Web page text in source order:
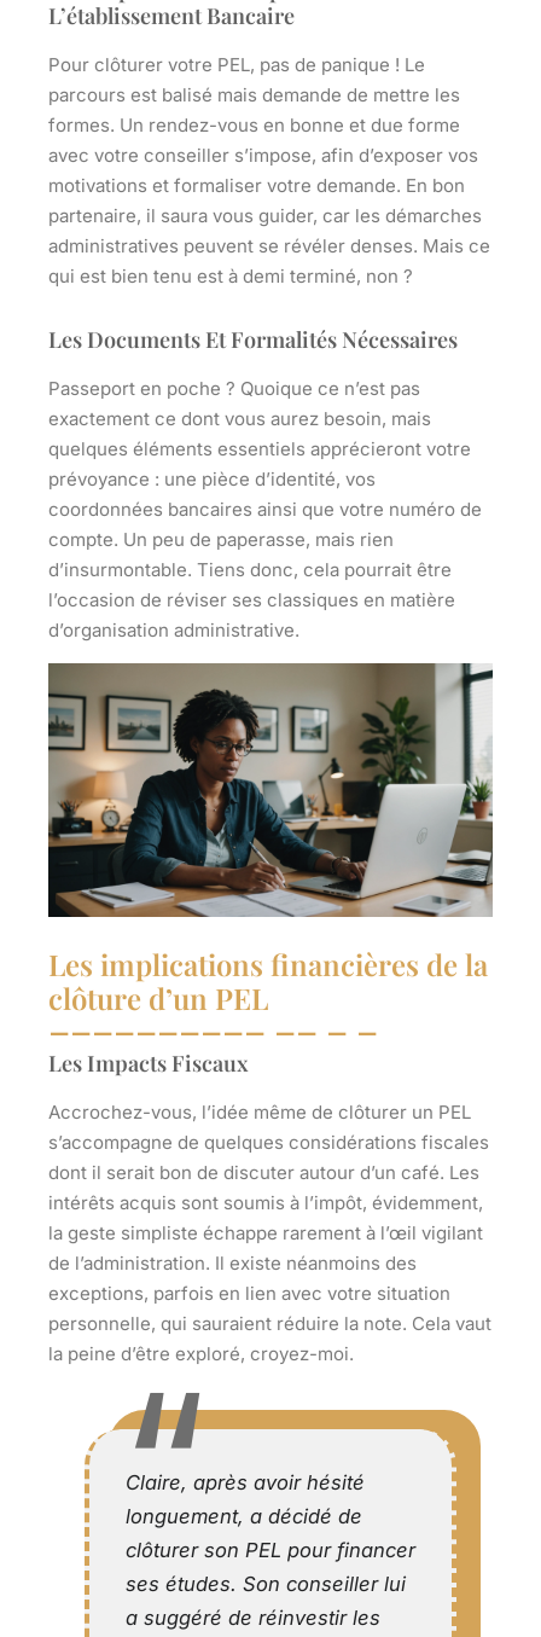
L’établissement Bancaire
Pour clôturer votre PEL, pas de panique ! Le
parcours est balisé mais demande de mettre les
formes. Un rendez-vous en bonne et due forme
avec votre conseiller s’impose, afin d’exposer vos
motivations et formaliser votre demande. En bon
partenaire, il saura vous guider, car les démarches
administratives peuvent se révéler denses. Mais ce
qui est bien tenu est à demi terminé, non ?
Les Documents Et Formalités Nécessaires
Passeport en poche ? Quoique ce n’est pas
exactement ce dont vous aurez besoin, mais
quelques éléments essentiels apprécieront votre
prévoyance : une pièce d’identité, vos
coordonnées bancaires ainsi que votre numéro de
compte. Un peu de paperasse, mais rien
d’insurmontable. Tiens donc, cela pourrait être
l’occasion de réviser ses classiques en matière
d’organisation administrative.
Les implications financières de la
clôture d’un PEL
Les Impacts Fiscaux
Accrochez-vous, l’idée même de clôturer un PEL
s’accompagne de quelques considérations fiscales
dont il serait bon de discuter autour d’un café. Les
intérêts acquis sont soumis à l’impôt, évidemment,
la geste simpliste échappe rarement à l’œil vigilant
de l’administration. Il existe néanmoins des
exceptions, parfois en lien avec votre situation
personnelle, qui sauraient réduire la note. Cela vaut
la peine d’être exploré, croyez-moi.
Claire, après avoir hésité
longuement, a décidé de
clôturer son PEL pour financer
ses études. Son conseiller lui
a suggéré de réinvestir les